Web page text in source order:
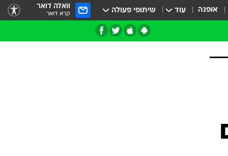
אופנה עוד שיתופי פעולה וואלה דואר
קרא דואר